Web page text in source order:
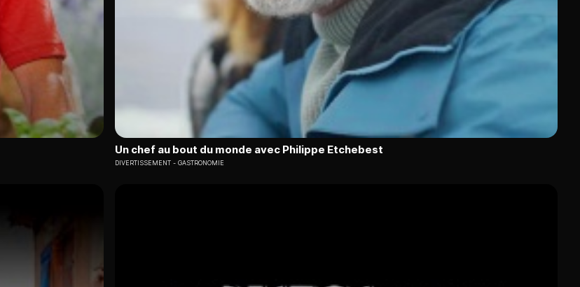
Un chef au bout du monde avec Philippe Etchebest
DIVERTISSEMENT GASTRONOMIE